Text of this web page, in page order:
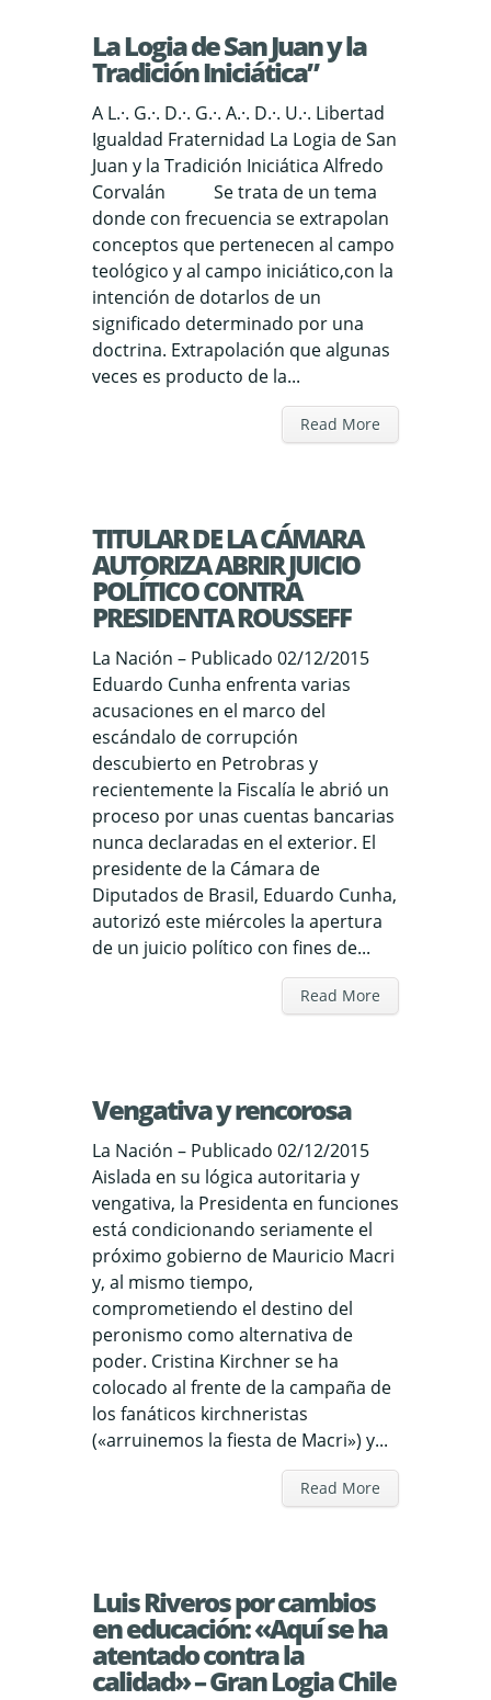
La Logia de San Juan y la
Tradición Iniciática”
A L.·. G.·. D.·. G.·. A.·. D.·. U.·. Libertad
Igualdad Fraternidad La Logia de San
Juan y la Tradición Iniciática Alfredo
Corvalán Se trata de un tema
donde con frecuencia se extrapolan
conceptos que pertenecen al campo
teológico y al campo iniciático,con la
intención de dotarlos de un
significado determinado por una
doctrina. Extrapolación que algunas
veces es producto de la...
Read More
TITULAR DE LA CÁMARA
AUTORIZA ABRIR JUICIO
POLÍTICO CONTRA
PRESIDENTA ROUSSEFF
La Nación – Publicado 02/12/2015
Eduardo Cunha enfrenta varias
acusaciones en el marco del
escándalo de corrupción
descubierto en Petrobras y
recientemente la Fiscalía le abrió un
proceso por unas cuentas bancarias
nunca declaradas en el exterior. El
presidente de la Cámara de
Diputados de Brasil, Eduardo Cunha,
autorizó este miércoles la apertura
de un juicio político con fines de...
Read More
Vengativa y rencorosa
La Nación – Publicado 02/12/2015
Aislada en su lógica autoritaria y
vengativa, la Presidenta en funciones
está condicionando seriamente el
próximo gobierno de Mauricio Macri
y, al mismo tiempo,
comprometiendo el destino del
peronismo como alternativa de
poder. Cristina Kirchner se ha
colocado al frente de la campaña de
los fanáticos kirchneristas
(«arruinemos la fiesta de Macri») y...
Read More
Luis Riveros por cambios
en educación: «Aquí se ha
atentado contra la
calidad» – Gran Logia Chile